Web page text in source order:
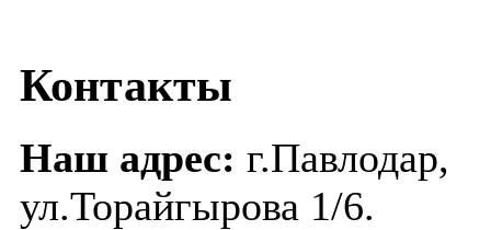
Контакты
Наш адрес: г.Павлодар,
ул.Торайгырова 1/6.